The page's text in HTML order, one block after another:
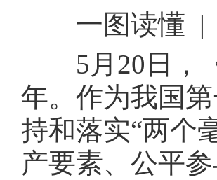
一图读懂 |
5月20日，《
年。作为我国
持和落实“两个
产要素、公平